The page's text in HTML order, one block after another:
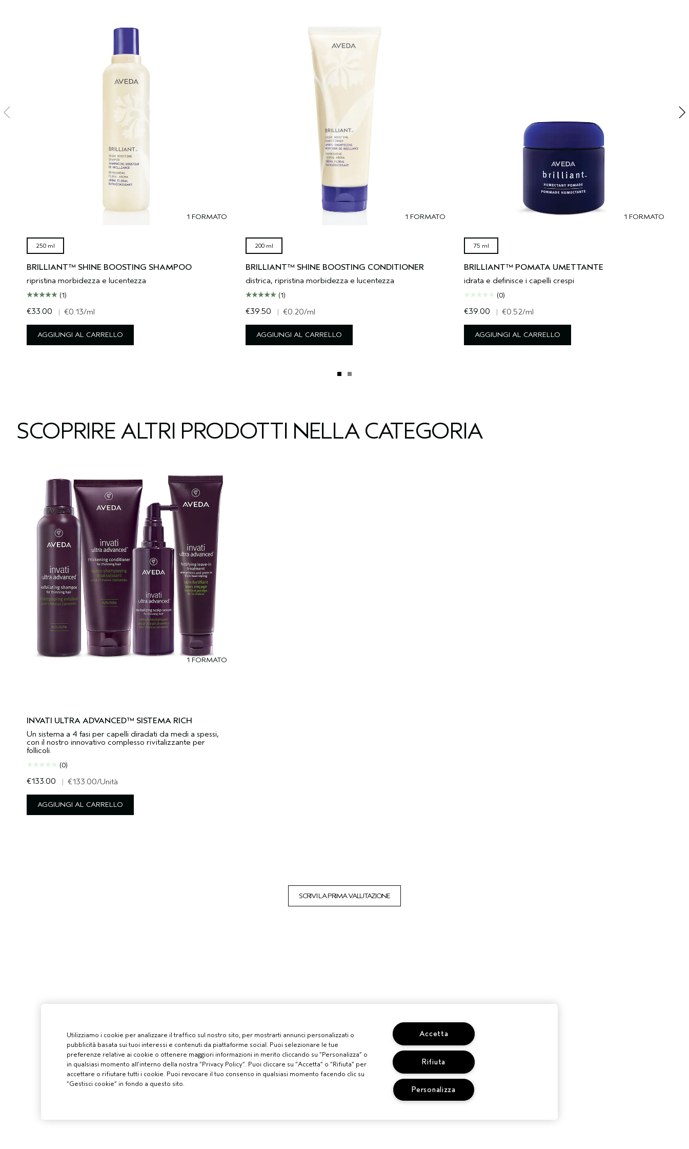
1 FORMATO
250 ml
BRILLIANT™ SHINE BOOSTING SHAMPOO
ripristina morbidezza e lucentezza
(1)
€33.00 | €0.13/ml
AGGIUNGI AL CARRELLO
1 FORMATO
200 ml
BRILLIANT™ SHINE BOOSTING CONDITIONER
districa, ripristina morbidezza e lucentezza
(1)
€39.50 | €0.20/ml
AGGIUNGI AL CARRELLO
1 FORMATO
75 ml
BRILLIANT™ POMATA UMETTANTE
idrata e definisce i capelli crespi
(0)
€39.00 | €0.52/ml
AGGIUNGI AL CARRELLO
SCOPRIRE ALTRI PRODOTTI NELLA CATEGORIA
1 FORMATO
INVATI ULTRA ADVANCED™ SISTEMA RICH
Un sistema a 4 fasi per capelli diradati da medi a spessi,
con il nostro innovativo complesso rivitalizzante per
follicoli.
(0)
€133.00 | €133.00/Unità
AGGIUNGI AL CARRELLO
SCRIVI LA PRIMA VALUTAZIONE
Utilizziamo i cookie per analizzare il traffico sul nostro sito, per mostrarti annunci personalizzati o
pubblicità basata sui tuoi interessi e contenuti da piattaforme social. Puoi selezionare le tue
preferenze relative ai cookie o ottenere maggiori informazioni in merito cliccando su “Personalizza” o
in qualsiasi momento all’interno della nostra “Privacy Policy”. Puoi cliccare su “Accetta” o “Rifiuta” per
accettare o rifiutare tutti i cookie. Puoi revocare il tuo consenso in qualsiasi momento facendo clic su
“Gestisci cookie” in fondo a questo sito.
Accetta
Rifiuta
Personalizza